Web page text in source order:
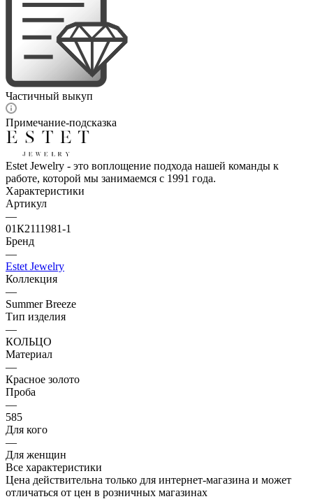
Частичный выкуп
Примечание-подсказка
Estet Jewelry - это воплощение подхода нашей команды к
работе, которой мы занимаемся с 1991 года.
Характеристики
Артикул
—
01К2111981-1
Бренд
—
Estet Jewelry
Коллекция
—
Summer Breeze
Тип изделия
—
КОЛЬЦО
Материал
—
Красное золото
Проба
—
585
Для кого
—
Для женщин
Все характеристики
Цена действительна только для интернет-магазина и может
отличаться от цен в розничных магазинах